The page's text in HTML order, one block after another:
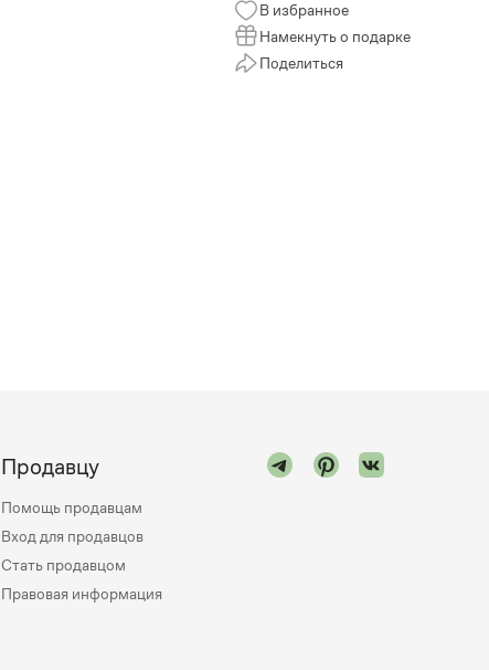
В избранное
Намекнуть о подарке
Поделиться
Продавцу
Помощь продавцам
Вход для продавцов
Стать продавцом
Правовая информация